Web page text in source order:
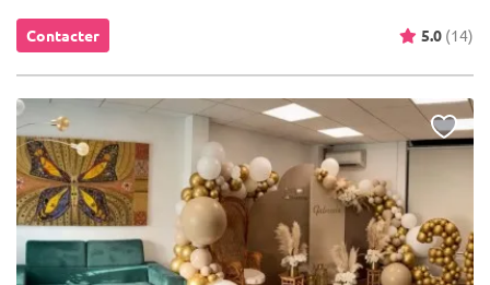
Contacter 5.0 (14)